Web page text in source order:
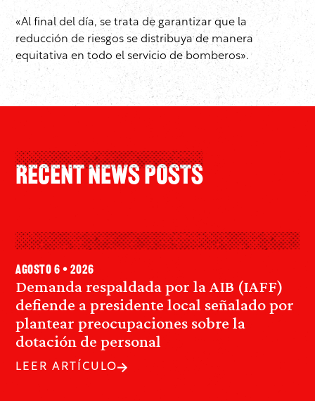
«Al final del día, se trata de garantizar que la
reducción de riesgos se distribuya de manera
equitativa en todo el servicio de bomberos».
Recent News Posts
Demanda respaldada por la AIB (IAFF)
defiende a presidente local señalado por
plantear preocupaciones sobre la
dotación de personal
agosto 6 • 2026
LEER ARTÍCULO